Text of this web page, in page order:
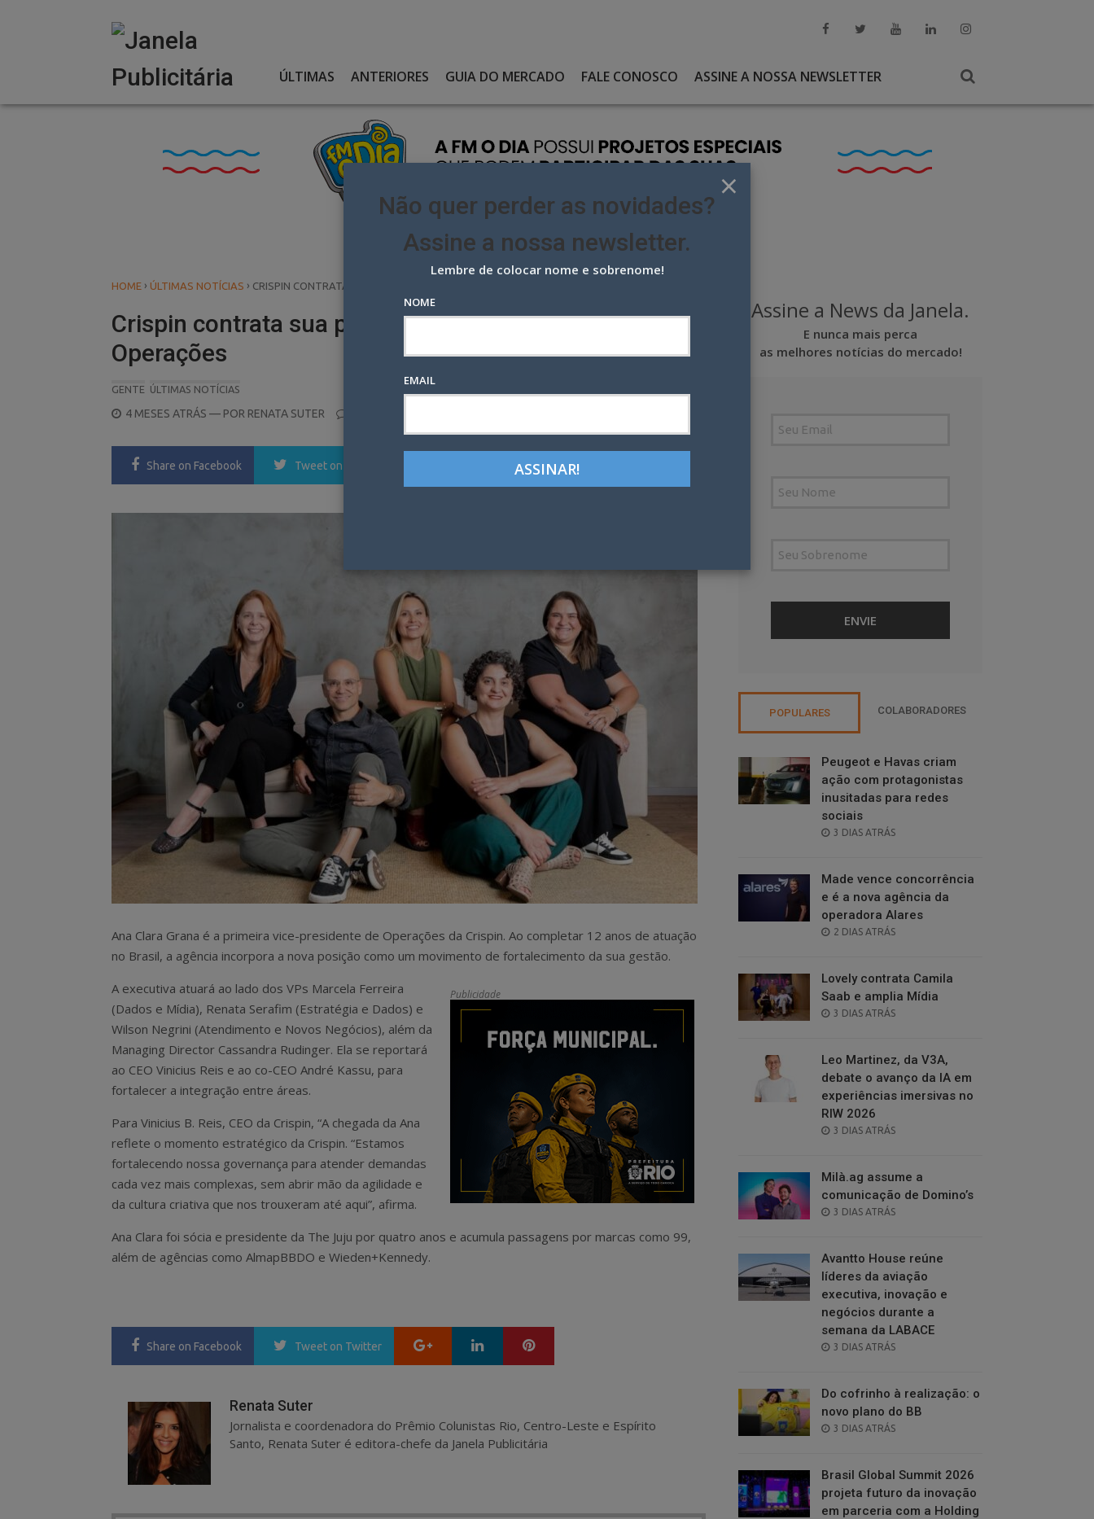
ÚLTIMAS ANTERIORES GUIA DO MERCADO FALE CONOSCO ASSINE A NOSSA NEWSLETTER
HOME › ÚLTIMAS NOTÍCIAS › CRISPIN CONTRATA SUA PRIMEIRA VICE-PRESIDENTE DE OPERAÇÕES
Crispin contrata sua primeira vice-presidente de
Operações
GENTE ÚLTIMAS NOTÍCIAS
POSTED
4 MESES ATRÁS — POR RENATA SUTER
Share on Facebook Tweet on Twitter LinkedIn Pinterest
Ana Clara Grana é a primeira vice-presidente de Operações da Crispin. Ao completar 12 anos de atuação
no Brasil, a agência incorpora a nova posição como um movimento de fortalecimento da sua gestão.
Publicidade
A executiva atuará ao lado dos VPs Marcela Ferreira
(Dados e Mídia), Renata Serafim (Estratégia e Dados) e
Wilson Negrini (Atendimento e Novos Negócios), além da
Managing Director Cassandra Rudinger. Ela se reportará
ao CEO Vinicius Reis e ao co-CEO André Kassu, para
fortalecer a integração entre áreas.
Para Vinicius B. Reis, CEO da Crispin, “A chegada da Ana
reflete o momento estratégico da Crispin. “Estamos
fortalecendo nossa governança para atender demandas
cada vez mais complexas, sem abrir mão da agilidade e
da cultura criativa que nos trouxeram até aqui”, afirma.
Ana Clara foi sócia e presidente da The Juju por quatro anos e acumula passagens por marcas como 99,
além de agências como AlmapBBDO e Wieden+Kennedy.
Share on Facebook Tweet on Twitter Google+ LinkedIn
Renata Suter
Jornalista e coordenadora do Prêmio Colunistas Rio, Centro-Leste e Espírito
Santo, Renata Suter é editora-chefe da Janela Publicitária
Assine a News da Janela.
E nunca mais perca
as melhores notícias do mercado!
POPULARES COLABORADORES
Peugeot e Havas criam
ação com protagonistas
inusitadas para redes
sociais
POSTED
3 DIAS ATRÁS
Made vence concorrência
e é a nova agência da
operadora Alares
POSTED
2 DIAS ATRÁS
Lovely contrata Camila
Saab e amplia Mídia
POSTED
3 DIAS ATRÁS
Leo Martinez, da V3A,
debate o avanço da IA em
experiências imersivas no
RIW 2026
POSTED
3 DIAS ATRÁS
Milà.ag assume a
comunicação de Domino’s
POSTED
3 DIAS ATRÁS
Avantto House reúne
líderes da aviação
executiva, inovação e
negócios durante a
semana da LABACE
POSTED
3 DIAS ATRÁS
Do cofrinho à realização: o
novo plano do BB
POSTED
3 DIAS ATRÁS
Brasil Global Summit 2026
projeta futuro da inovação
em parceria com a Holding
×
Não quer perder as novidades?
Assine a nossa newsletter.
Lembre de colocar nome e sobrenome!
NOME
EMAIL